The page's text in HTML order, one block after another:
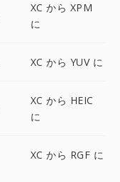
XC から XPM
に
XC から YUV に
XC から HEIC
に
XC から RGF に